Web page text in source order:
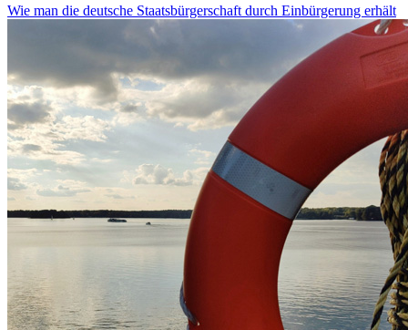
Wie man die deutsche Staatsbürgerschaft durch Einbürgerung erhält